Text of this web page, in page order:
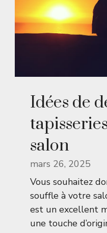
Idées de
salon
mars 26, 2025
Vous souhaitez
souffle à votre
est un excellent
une touche